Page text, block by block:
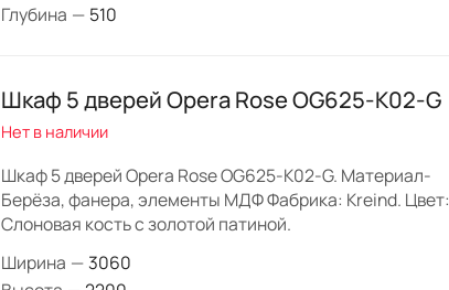
Глубина — 510
Шкаф 5 дверей Opera Rose OG625-K02-G
Нет в наличии
Шкаф 5 дверей Opera Rose OG625-K02-G. Материал-
Берёза, фанера, элементы МДФ Фабрика: Kreind. Цвет:
Слоновая кость с золотой патиной.
Ширина — 3060